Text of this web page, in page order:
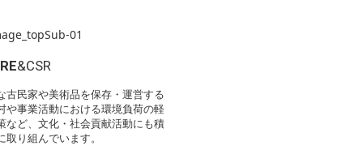
&CSR
古民家や美術品を保存・運営する
や事業活動における環境負荷の軽
など、文化・社会貢献活動にも積
取り組んでいます。